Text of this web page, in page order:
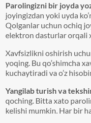
Parolingizni bir joyda
joyingizdan yoki uyda
Qolganlar uchun ochiq
elektron dasturlar orqali
Xavfsizlikni oshirish
yoqing. Bu qo’shimcha
kuchaytiradi va o’z
Yangilab turish va
qoching. Bitta xato
kelishi mumkin. Har bir